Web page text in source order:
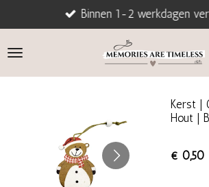
direct
naar
Binnen 1-2 werkdagen
Kerst |
Hout |
€ 0,50